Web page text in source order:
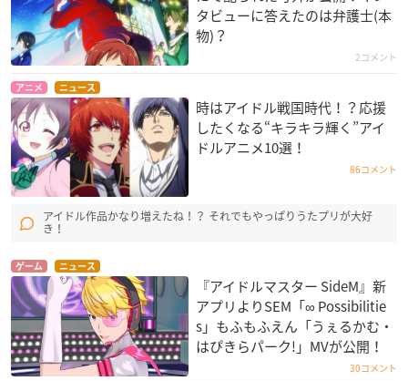
タビューに答えたのは弁護士(本
物)？
2コメント
アニメ ニュース
時はアイドル戦国時代！？応援
したくなる“キラキラ輝く”アイ
ドルアニメ10選！
86コメント
アイドル作品かなり増えたね！？ それでもやっぱりうたプリが大好
き！
ゲーム ニュース
『アイドルマスター SideM』新
アプリよりSEM「∞ Possibilitie
s」もふもふえん「うぇるかむ・
はぴきらパーク!」MVが公開！
30コメント